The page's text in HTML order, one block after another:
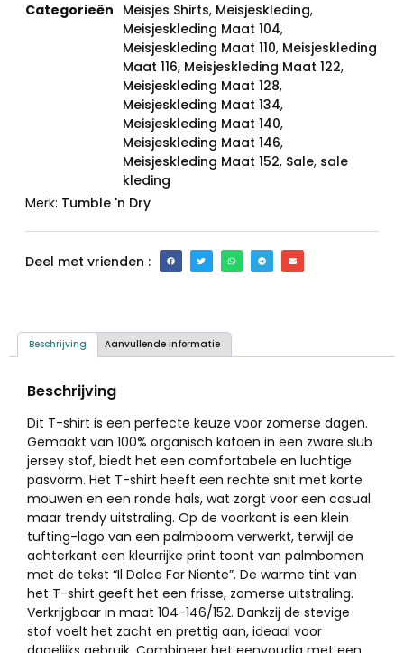
Categorieën Meisjes Shirts, Meisjeskleding,
Meisjeskleding Maat 104,
Meisjeskleding Maat 110, Meisjeskleding
Maat 116, Meisjeskleding Maat 122,
Meisjeskleding Maat 128,
Meisjeskleding Maat 134,
Meisjeskleding Maat 140,
Meisjeskleding Maat 146,
Meisjeskleding Maat 152, Sale, sale
kleding
Merk: Tumble 'n Dry
Deel met vrienden :
Beschrijving Aanvullende informatie
Beschrijving
Dit T-shirt is een perfecte keuze voor zomerse dagen.
Gemaakt van 100% organisch katoen in een zware slub
jersey stof, biedt het een comfortabele en luchtige
pasvorm. Het T-shirt heeft een rechte snit met korte
mouwen en een ronde hals, wat zorgt voor een casual
maar trendy uitstraling. Op de voorkant is een klein
tufting-logo van een palmboom verwerkt, terwijl de
achterkant een kleurrijke print toont van palmbomen
met de tekst “Il Dolce Far Niente”. De warme tint van
het T-shirt geeft het een frisse, zomerse uitstraling.
Verkrijgbaar in maat 104-146/152. Dankzij de stevige
stof voelt het zacht en prettig aan, ideaal voor